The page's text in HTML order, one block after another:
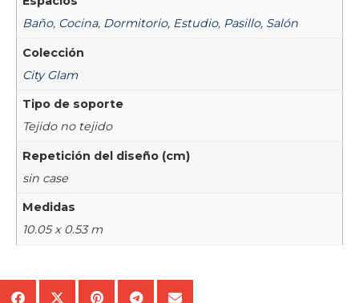
Baño, Cocina, Dormitorio, Estudio, Pasillo, Salón
Colección
City Glam
Tipo de soporte
Tejido no tejido
Repetición del diseño (cm)
sin case
Medidas
10.05 x 0.53 m